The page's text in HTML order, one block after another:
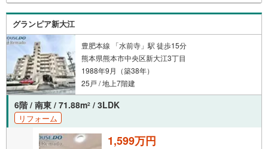
OK！一度ご相談ください！【効率的に一気見！内覧ツア
ー】熊本県全域の気になる物件を全て当社でご内覧いただ
けます 見学されたい物件を1日で内覧可能 窓口を一つに絞
れるから、手間も時間もかかりません。全国700店舗以上展
開！ハウスドゥだからこその豊富な物件数・情報量で理想
の暮らしを叶えます！
グランピア新大江
豊肥本線 「水前寺」駅 徒歩15分
熊本県熊本市中央区新大江3丁目
1988年9月（築38年）
25戸 / 地上7階建
6階 / 南東 / 71.88m2 / 3LDK
リフォーム
1,599万円